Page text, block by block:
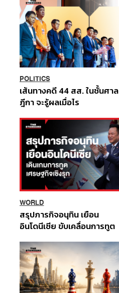
POLITICS
เส้นทางคดี 44 สส. ในชั้นศาล
ฎีกา จะรู้ผลเมื่อไร
WORLD
สรุปภารกิจอนุทิน เยือน
อินโดนีเซีย ขับเคลื่อนการทูต
ส่วนยุทธศาสตร์ไทย –
อินโดนีเซีย